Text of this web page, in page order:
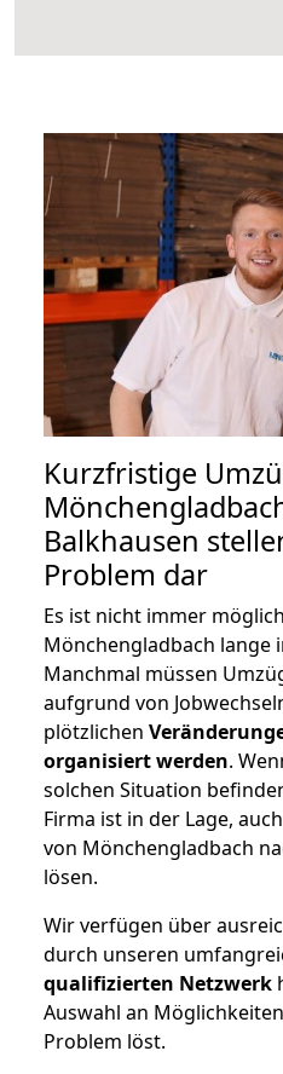
Kurzfristige
Balkhausen
Problem dar
Es ist nicht immer
Mönchengladbach lange
Manchmal müssen
aufgrund von
plötzlichen
organisiert werden.
solchen Situation
Firma ist in der Lage,
von Mönchengladbach
lösen.
Wir verfügen über
durch unseren
qualifizierten Netzwerk
Auswahl an
Problem löst.